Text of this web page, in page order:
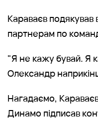
Караваєв подякував
партнерам по
"Я не кажу бувай. Я
Олександр
Нагадаємо, Караваєв
Динамо підписав